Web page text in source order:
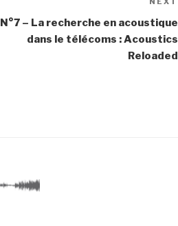
N°7 – La recherche en acoustique
dans le télécoms : Acoustics
Reloaded